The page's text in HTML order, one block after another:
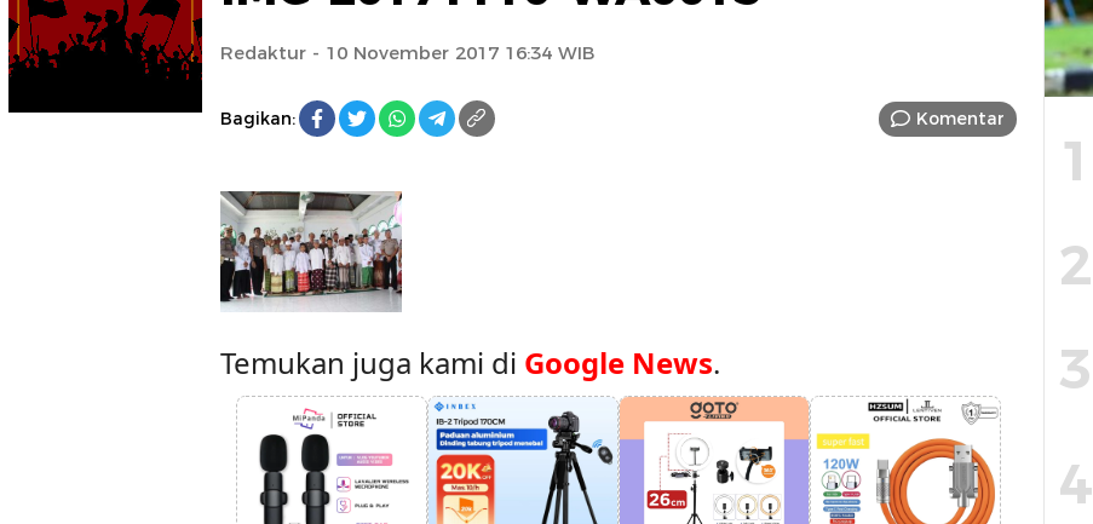
Redaktur - 10 November 2017 16:34 WIB
Bagikan: Komentar
Temukan juga kami di Google News.
1
2
3
4